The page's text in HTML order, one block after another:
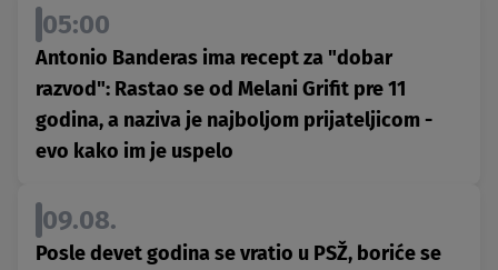
05:00
Antonio Banderas ima recept za "dobar
razvod": Rastao se od Melani Grifit pre 11
godina, a naziva je najboljom prijateljicom -
evo kako im je uspelo
09.08.
Posle devet godina se vratio u PSŽ, boriće se